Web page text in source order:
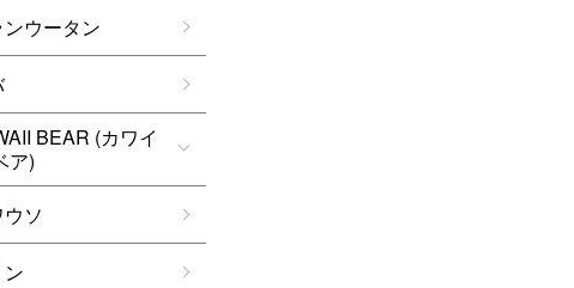
ンウータン
BEAR (カワイ
ア)
ソ